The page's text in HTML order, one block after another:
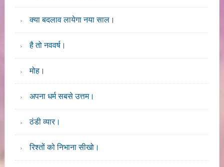
क्या बदलाव लायेगा नया साल।
है तो नववर्ष।
मोह।
अपना धर्म सबसे उत्तम।
ठंडी व्यार।
रिश्तों को निभाना सीखो।